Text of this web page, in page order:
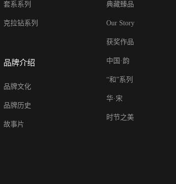
套系系列
克拉钻系列
品牌介绍
品牌文化
品牌历史
故事片
典藏臻品
Our Story
获奖作品
中国·韵
“和”系列
华·宋
时节之美